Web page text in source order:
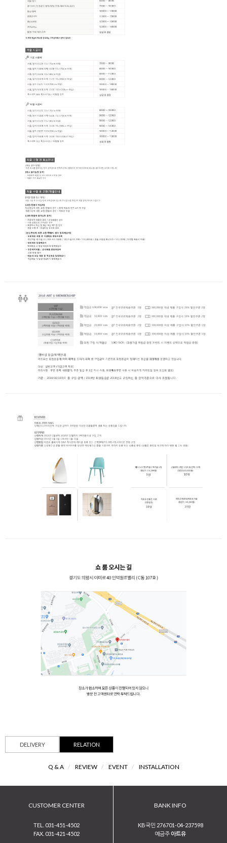
DELIVERY RELATION
Q & A / REVIEW / EVENT / INSTALLATION
CUSTOMER CENTER
TEL. 031-451-4502
FAX. 031-421-4502
BANK INFO
KB국민 276701-04-237598
예금주 아트유